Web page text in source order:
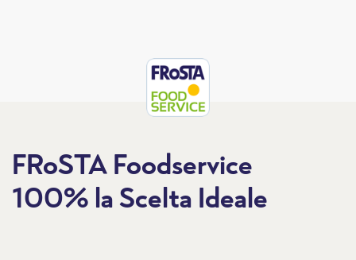
FRoSTA Foodservice
100% la Scelta Ideale